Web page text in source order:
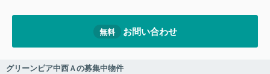
無料 お問い合わせ
グリーンピア中西Ａの募集中物件